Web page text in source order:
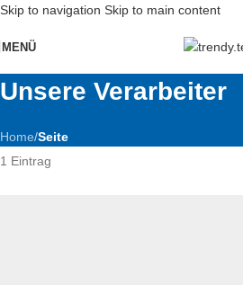
Skip to navigation Skip to main content
MENÜ
Unsere Verarbeiter
Home/Seite
1 Eintrag